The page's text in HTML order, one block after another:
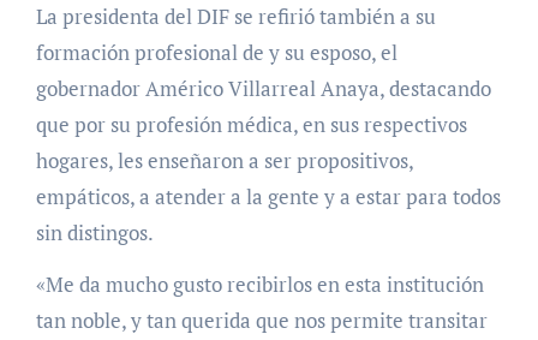
La presidenta del DIF se refirió también a su
formación profesional de y su esposo, el
gobernador Américo Villarreal Anaya, destacando
que por su profesión médica, en sus respectivos
hogares, les enseñaron a ser propositivos,
empáticos, a atender a la gente y a estar para todos
sin distingos.
«Me da mucho gusto recibirlos en esta institución
tan noble, y tan querida que nos permite transitar